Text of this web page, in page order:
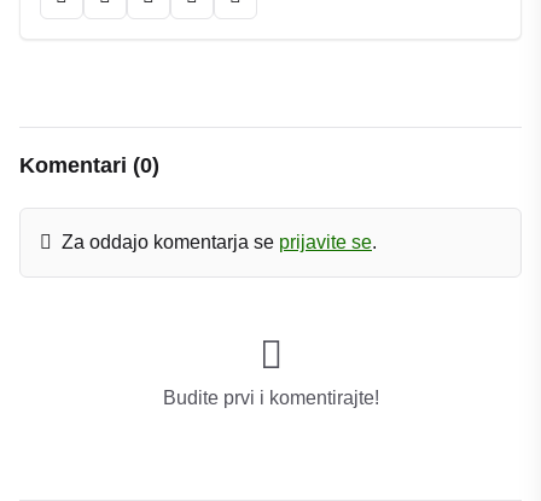
Komentari (0)
Za oddajo komentarja se prijavite se.
Budite prvi i ​​komentirajte!